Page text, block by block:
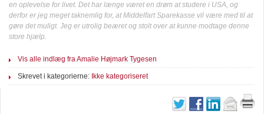
en oplevelse for livet. Det har længe været en drøm at studere i USA, og
derfor er jeg meget taknemlig for, at Middelfart Sparekasse vil være med til at
gøre det muligt. Jeg er utrolig beæret og stolt over at kunne modtage denne
store hjælp.
Vis alle indlæg fra Amalie Højmark Tygesen
Skrevet i kategorierne: Ikke kategoriseret